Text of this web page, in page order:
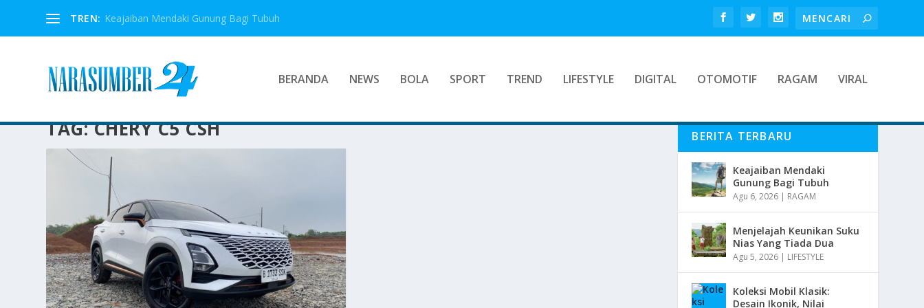
TREN: Keajaiban Mendaki Gunung Bagi Tubuh
BERANDA NEWS BOLA SPORT TREND LIFESTYLE DIGITAL OTOMOTIF RAGAM VIRAL
TAG:CHERY C5 CSH BERITA TERBARU
Keajaiban Mendaki
Gunung Bagi Tubuh
Agu 6, 2026 | RAGAM
Menjelajah Keunikan Suku
Nias Yang Tiada Dua
Agu 5, 2026 | LIFESTYLE
Koleksi Mobil Klasik:
Desain Ikonik, Nilai